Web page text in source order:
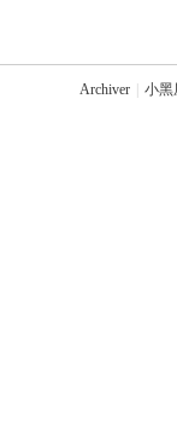
Archiver 小黑